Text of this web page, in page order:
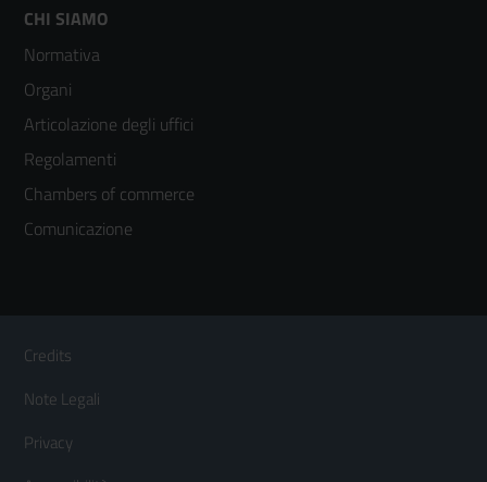
Footer
menù
colonna
3
CHI SIAMO
Normativa
Organi
Articolazione degli uffici
Regolamenti
Chambers of commerce
Comunicazione
Footer
Menù
orizzontale
Credits
Note Legali
Privacy